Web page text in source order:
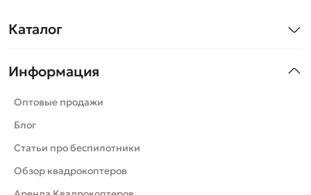
Каталог
Машинки
Танки
Вертолеты
Катера
Роботы
Самолеты
Информация
Оптовые продажи
Блог
Статьи про беспилотники
Обзор квадрокоптеров